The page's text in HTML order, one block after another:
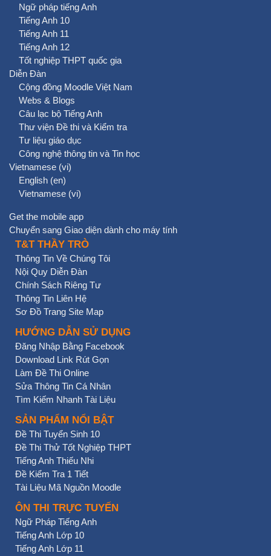
Ngữ pháp tiếng Anh
Tiếng Anh 10
Tiếng Anh 11
Tiếng Anh 12
Tốt nghiệp THPT quốc gia
Diễn Đàn
Cộng đồng Moodle Việt Nam
Webs & Blogs
Câu lạc bộ Tiếng Anh
Thư viện Đề thi và Kiểm tra
Tư liệu giáo dục
Công nghệ thông tin và Tin học
Vietnamese ‎(vi)‎
English ‎(en)‎
Vietnamese ‎(vi)‎
Get the mobile app
Chuyển sang Giao diện dành cho máy tính
T&T THẦY TRÒ
Thông Tin Về Chúng Tôi
Nội Quy Diễn Đàn
Chính Sách Riêng Tư
Thông Tin Liên Hệ
Sơ Đồ Trang Site Map
HƯỚNG DẪN SỬ DỤNG
Đăng Nhập Bằng Facebook
Download Link Rút Gọn
Làm Đề Thi Online
Sửa Thông Tin Cá Nhân
Tìm Kiếm Nhanh Tài Liệu
SẢN PHẨM NỔI BẬT
Đề Thi Tuyển Sinh 10
Đề Thi Thử Tốt Nghiệp THPT
Tiếng Anh Thiếu Nhi
Đề Kiểm Tra 1 Tiết
Tài Liệu Mã Nguồn Moodle
ÔN THI TRỰC TUYẾN
Ngữ Pháp Tiếng Anh
Tiếng Anh Lớp 10
Tiếng Anh Lớp 11